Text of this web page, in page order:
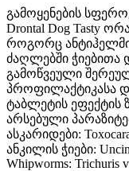
გამოყენების
Drontal Dog Tasty
როგორც
ძაღლებში ჭიებითა
გამოწვეული
პროფილაქტიკასა
ტაბლეტის ეფექტის
არსებული
ასკარიდები:
ანკილის ჭიები:
Whipworms: Trichuris